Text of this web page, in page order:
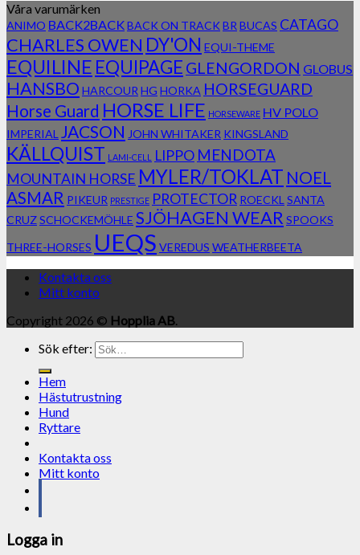
Våra varumärken
ANIMO BACK2BACKBACK ON TRACK BR BUCAS CATAGO
CHARLES OWEN DY'ON EQUI-THEME
EQUILINE EQUIPAGE GLENGORDON GLOBUS
HANSBO HARCOUR HG HORKA HORSEGUARD
Horse Guard HORSE LIFE HORSEWARE HV POLO
IMPERIAL JACSON JOHN WHITAKER KINGSLAND
KÄLLQUIST LAMI-CELL LIPPO MENDOTA
MOUNTAIN HORSE MYLER/TOKLAT NOEL
ASMAR PIKEUR PRESTIGE PROTECTOR ROECKL SANTA
CRUZSCHOCKEMÖHLE SJÖHAGEN WEAR SPOOKS
THREE-HORSES UEQS VEREDUS WEATHERBEETA
Kontakta oss
Mitt konto
Copyright 2026 © Hopplia AB.
Sök efter:
Hem
Hästutrustning
Hund
Ryttare
Kontakta oss
Mitt konto
Logga in